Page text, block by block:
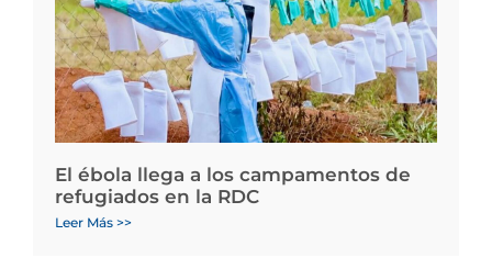
El ébola llega a los campamentos de
refugiados en la RDC
Leer Más >>